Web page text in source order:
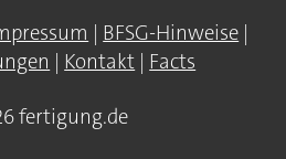
| BFSG-Hinweise |
| Kontakt | Facts
fertigung.de